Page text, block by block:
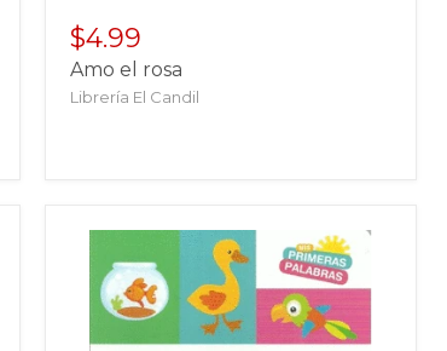
$4.99
Amo el rosa
Librería El Candil